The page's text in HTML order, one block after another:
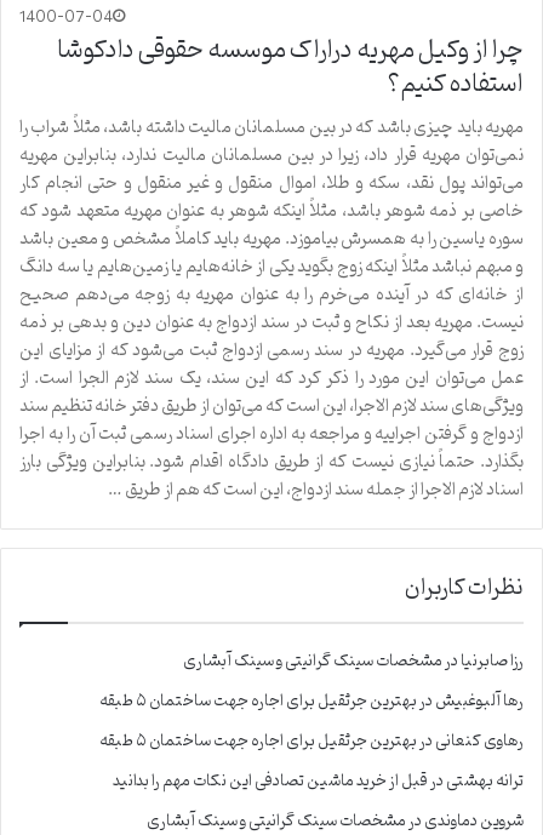
1400-07-04
چرا از وکیل مهریه دراراک موسسه حقوقی دادکوشا
استفاده کنیم؟
مهریه باید چیزی باشد که در بین مسلمانان مالیت داشته باشد، مثلاً شراب را
نمی‌توان مهریه قرار داد، زیرا در بین مسلمانان مالیت ندارد، بنابراین مهریه
می‌تواند پول نقد، سکه و طلا، اموال منقول و غیر منقول و حتی انجام کار
خاصی بر ذمه شوهر باشد، مثلاً اینکه شوهر به عنوان مهریه متعهد شود که
سوره یاسین را به همسرش بیاموزد. مهریه باید کاملاً مشخص و معین باشد
و مبهم نباشد مثلاً اینکه زوج بگوید یکی از خانه‌هایم یا زمین‌هایم یا سه دانگ
از خانه‌ای که در آینده می‌خرم را به عنوان مهریه به زوجه می‌دهم صحیح
نیست. مهریه بعد از نکاح و ثبت در سند ازدواج به عنوان دین و بدهی بر ذمه
زوج قرار می‌گیرد. مهریه در سند رسمی ازدواج ثبت می‌شود که از مزایای این
عمل می‌توان این مورد را ذکر کرد که این سند، یک سند لازم الجرا است. از
ویژگی‌های سند لازم الاجرا، این است که می‌توان از طریق دفتر خانه تنظیم سند
ازدواج و گرفتن اجراییه و مراجعه به اداره اجرای اسناد رسمی ثبت آن را به اجرا
بگذارد. حتماً نیازی نیست که از طریق دادگاه اقدام شود. بنابراین ویژگی بارز
اسناد لازم الاجرا از جمله سند ازدواج، این است که هم از طریق …
نظرات کاربران
رزا صابرنیادرمشخصات سینک گرانیتی و سینک آبشاری
رها آلبوغبیشدربهترین جرثقیل برای اجاره جهت ساختمان ۵ طبقه
رهاوی کنعانیدربهترین جرثقیل برای اجاره جهت ساختمان ۵ طبقه
ترانه بهشتیدرقبل از خرید ماشین تصادفی این نکات مهم را بدانید
شروین دماوندیدرمشخصات سینک گرانیتی و سینک آبشاری